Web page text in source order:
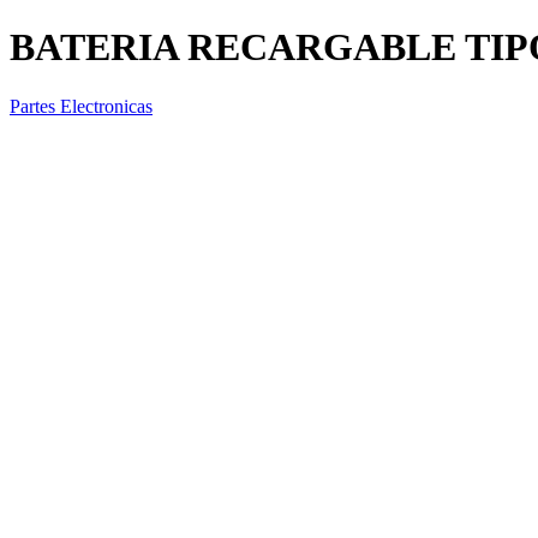
BATERIA RECARGABLE
Partes Electronicas